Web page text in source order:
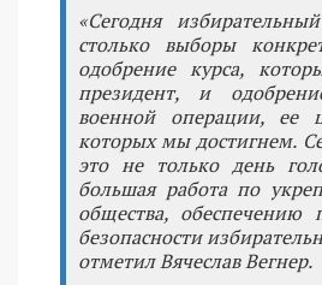
«Сегодня
столько выборы
одобрение курса,
президент, и
военной операции, ее
которых мы достигнем.
это не только день
большая работа по
общества, обеспечению
безопасности
отметил Вячеслав Вегнер.